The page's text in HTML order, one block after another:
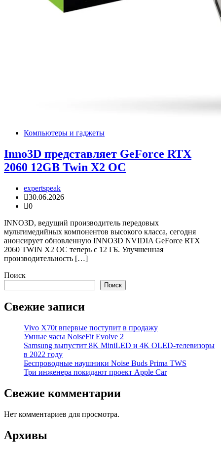
Компьютеры и гаджеты
Inno3D представляет GeForce RTX
2060 12GB Twin X2 OC
expertspeak
30.06.2026
0
INNO3D, ведущий производитель передовых
мультимедийных компонентов высокого класса, сегодня
анонсирует обновленную INNO3D NVIDIA GeForce RTX
2060 TWIN X2 OC теперь с 12 ГБ. Улучшенная
производительность […]
Поиск
Поиск
Свежие записи
Vivo X70t впервые поступит в продажу
Умные часы NoiseFit Evolve 2
Samsung выпустит 8K MiniLED и 4K OLED-телевизоры
в 2022 году
Беспроводные наушники Noise Buds Prima TWS
Три инженера покидают проект Apple Car
Свежие комментарии
Нет комментариев для просмотра.
Архивы